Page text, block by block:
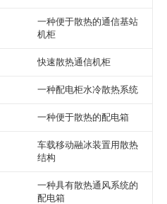
一种便于散热的通信基站
机柜
快速散热通信机柜
一种配电柜水冷散热系统
一种便于散热的配电箱
车载移动融冰装置用散热
结构
一种具有散热通风系统的
配电箱